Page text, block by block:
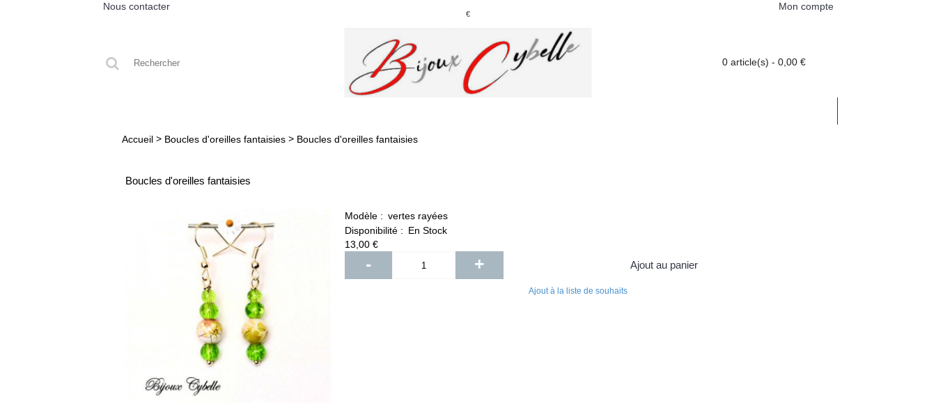
Nous contacter
€
Mon compte
0 article(s) - 0,00 €
Accueil > Boucles d'oreilles fantaisies > Boucles d'oreilles fantaisies
Boucles d'oreilles fantaisies
Modèle : vertes rayées
Disponibilité : En Stock
13,00 €
- + Ajout au panier
Ajout à la liste de souhaits